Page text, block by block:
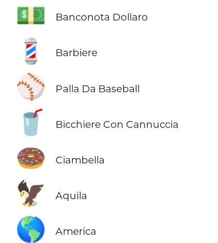
💵 Banconota Dollaro
💈 Barbiere
⚾ Palla Da Baseball
🥤 Bicchiere Con Cannuccia
🍩 Ciambella
🦅 Aquila
🌎 America